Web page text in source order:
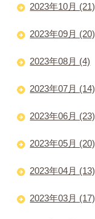
2023年10月 (21)
2023年09月 (20)
2023年08月 (4)
2023年07月 (14)
2023年06月 (23)
2023年05月 (20)
2023年04月 (13)
2023年03月 (17)